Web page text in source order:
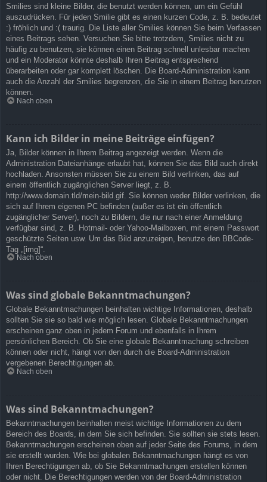
Smilies sind kleine Bilder, die benutzt werden können, um ein Gefühl
auszudrücken. Für jeden Smilie gibt es einen kurzen Code, z. B. bedeutet
:) fröhlich und :( traurig. Die Liste aller Smilies können Sie beim Verfassen
eines Beitrags sehen. Versuchen Sie bitte trotzdem, Smilies nicht zu
häufig zu benutzen, sie können einen Beitrag schnell unlesbar machen
und ein Moderator könnte deshalb Ihren Beitrag entsprechend
überarbeiten oder gar komplett löschen. Die Board-Administration kann
auch die Anzahl der Smilies begrenzen, die Sie in einem Beitrag benutzen
können.
Nach oben
Kann ich Bilder in meine Beiträge einfügen?
Ja, Bilder können in Ihrem Beitrag angezeigt werden. Wenn die
Administration Dateianhänge erlaubt hat, können Sie das Bild auch direkt
hochladen. Ansonsten müssen Sie zu einem Bild verlinken, das auf
einem öffentlich zugänglichen Server liegt, z. B.
http://www.domain.tld/mein-bild.gif. Sie können weder Bilder verlinken, die
sich auf Ihrem eigenen PC befinden (außer es ist ein öffentlich
zugänglicher Server), noch zu Bildern, die nur nach einer Anmeldung
verfügbar sind, z. B. Hotmail- oder Yahoo-Mailboxen, mit einem Passwort
geschützte Seiten usw. Um das Bild anzuzeigen, benutze den BBCode-
Tag „[img]“.
Nach oben
Was sind globale Bekanntmachungen?
Globale Bekanntmachungen beinhalten wichtige Informationen, deshalb
sollten Sie sie so bald wie möglich lesen. Globale Bekanntmachungen
erscheinen ganz oben in jedem Forum und ebenfalls in Ihrem
persönlichen Bereich. Ob Sie eine globale Bekanntmachung schreiben
können oder nicht, hängt von den durch die Board-Administration
vergebenen Berechtigungen ab.
Nach oben
Was sind Bekanntmachungen?
Bekanntmachungen beinhalten meist wichtige Informationen zu dem
Bereich des Boards, in dem Sie sich befinden. Sie sollten sie stets lesen.
Bekanntmachungen erscheinen oben auf jeder Seite des Forums, in dem
sie erstellt wurden. Wie bei globalen Bekanntmachungen hängt es von
Ihren Berechtigungen ab, ob Sie Bekanntmachungen erstellen können
oder nicht. Die Berechtigungen werden von der Board-Administration